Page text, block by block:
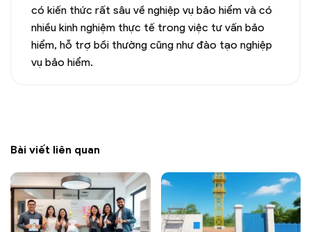
có kiến thức rất sâu về nghiệp vụ bảo hiểm và có
nhiều kinh nghiệm thực tế trong việc tư vấn bảo
hiểm, hỗ trợ bồi thường cũng như đào tạo nghiệp
vụ bảo hiểm.
Bài viết liên quan